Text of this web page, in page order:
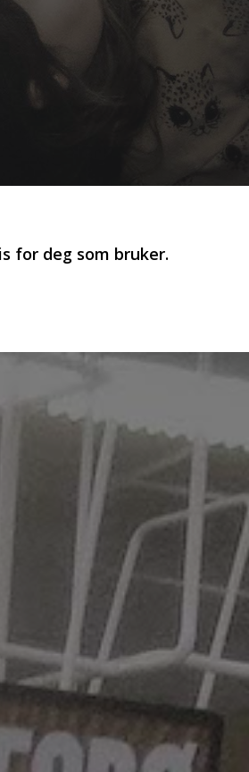
for deg som bruker.
Mest populært siste uke